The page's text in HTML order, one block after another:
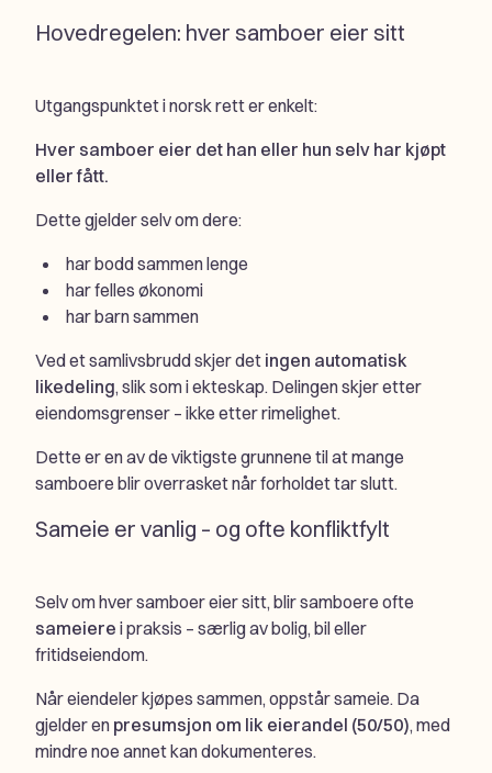
Hovedregelen: hver samboer eier sitt
Utgangspunktet i norsk rett er enkelt:
Hver samboer eier det han eller hun selv har kjøpt
eller fått.
Dette gjelder selv om dere:
har bodd sammen lenge
har felles økonomi
har barn sammen
Ved et samlivsbrudd skjer det ingen automatisk
likedeling, slik som i ekteskap. Delingen skjer etter
eiendomsgrenser – ikke etter rimelighet.
Dette er en av de viktigste grunnene til at mange
samboere blir overrasket når forholdet tar slutt.
Sameie er vanlig – og ofte konfliktfylt
Selv om hver samboer eier sitt, blir samboere ofte
sameiere i praksis – særlig av bolig, bil eller
fritidseiendom.
Når eiendeler kjøpes sammen, oppstår sameie. Da
gjelder en presumsjon om lik eierandel (50/50), med
mindre noe annet kan dokumenteres.